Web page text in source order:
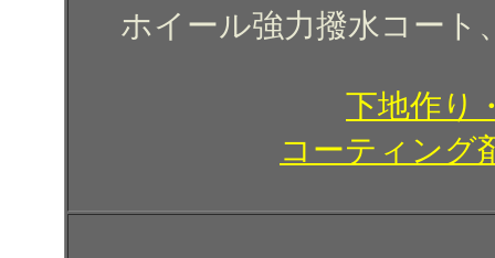
ホイール強力撥水コート
下地作り
コーティング